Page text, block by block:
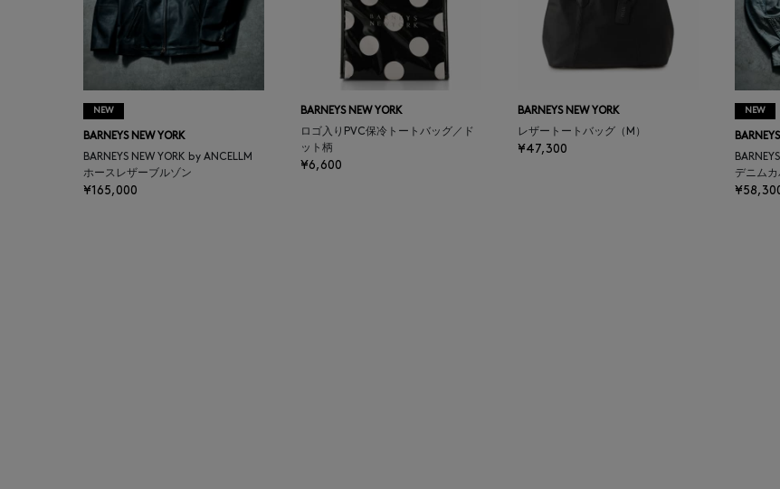
AURALEE
AUTRY
BAGUTTA
BAKUNE
NEW
BARNEYS NEW YORK
BARNEYS NEW YORK by ANCELLM
ホースレザーブルゾン
¥165,000
BARNEYS NEW YORK
ロゴ入りPVC保冷トートバッグ／ド
ット柄
¥6,600
BARNEYS NEW YORK
レザートートバッグ（M）
¥47,300
NEW
デニム